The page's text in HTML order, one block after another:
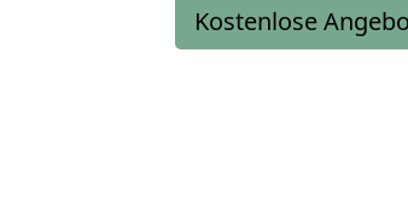
Kostenlose